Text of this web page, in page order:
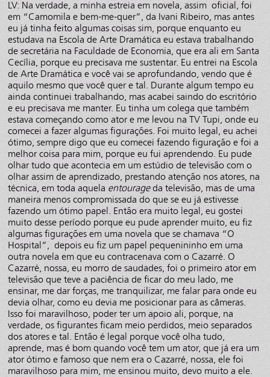
LV: Na verdade, a minha estreia em novela, assim oficial, foi
em “Camomila e bem-me-quer”, da Ivani Ribeiro, mas antes
eu já tinha feito algumas coisas sim, porque enquanto eu
estudava na Escola de Arte Dramática eu estava trabalhando
de secretária na Faculdade de Economia, que era ali em Santa
Cecília, porque eu precisava me sustentar. Eu entrei na Escola
de Arte Dramática e você vai se aprofundando, vendo que é
aquilo mesmo que você quer e tal. Durante algum tempo eu
ainda continuei trabalhando, mas acabei saindo do escritório
e eu precisava me manter. Eu tinha um colega que também
estava começando como ator e me levou na TV Tupi, onde eu
comecei a fazer algumas figurações. Foi muito legal, eu achei
ótimo, sempre digo que eu comecei fazendo figuração e foi a
melhor coisa para mim, porque eu fui aprendendo. Eu pude
olhar tudo que acontecia em um estúdio de televisão com o
olhar assim de aprendizado, prestando atenção nos atores, na
técnica, em toda aquela entourageda televisão, mas de uma
maneira menos compromissada do que se eu já estivesse
fazendo um ótimo papel. Então era muito legal, eu gostei
muito desse período porque eu pude aprender muito, eu fiz
algumas figurações em uma novela que se chamava “O
Hospital”, depois eu fiz um papel pequenininho em uma
outra novela em que eu contracenava com o Cazarré. O
Cazarré, nossa, eu morro de saudades, foi o primeiro ator em
televisão que teve a paciência de ficar do meu lado, me
ensinar, me dar forças, me tranquilizar, me falar para onde eu
devia olhar, como eu devia me posicionar para as câmeras.
Isso foi maravilhoso, poder ter um apoio ali, porque, na
verdade, os figurantes ficam meio perdidos, meio separados
dos atores e tal. Então é legal porque você olha tudo,
aprende, mas é bom quando você tem um ator, que já era um
ator ótimo e famoso que nem era o Cazarré, nossa, ele foi
maravilhoso para mim, me ensinou muito, devo muito a ele.